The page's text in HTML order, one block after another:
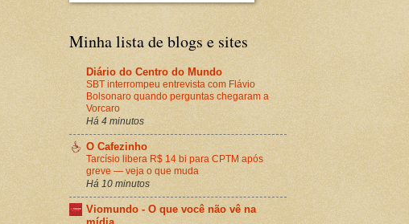
Minha lista de blogs e sites
Diário do Centro do Mundo
SBT interrompeu entrevista com Flávio
Bolsonaro quando perguntas chegaram a
Vorcaro
Há 4 minutos
O Cafezinho
Tarcísio libera R$ 14 bi para CPTM após
greve — veja o que muda
Há 10 minutos
Viomundo - O que você não vê na
mídia